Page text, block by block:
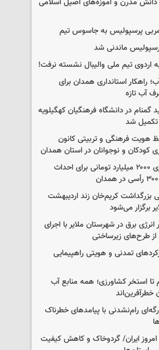
دانش مدرن و آموزه‌های اصیل اسلامی
پرسپولیس به جاسوس تیم
ماندنی شد
اردوی تیم ملی والیبال نشسته نرفت!
راهکار استانداری همدان برای
آب تازه
گمنام در دانشگاه فرهنگیان کهگیلویه
تکمیل شد
هویت فرهنگی و تربیتی کانون
کودکان و نوجوانان در استان همدان
سرمایه‌گذاری ۲۰۰۰ میلیارد تومانی برای احداث
کریم‌خان زند اردیبهشت
انرژی برق در شهرستان ملایر با اجرای
طرح‌های زیرساختی
تمدنی و هویتی راهپیمایی
تا استخر کشاورزی؛ همه منابع آب
خطرآفرین‌اند
رام‌نشدنی با پیامدهای خطرناک
ایران/ گردوخاک و کاهش کیفیت